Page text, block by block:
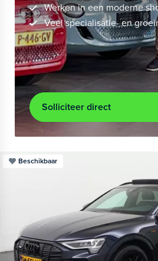
Werken in een moderne
Veel specialisatie- en
Solliciteer direct
Beschikbaar